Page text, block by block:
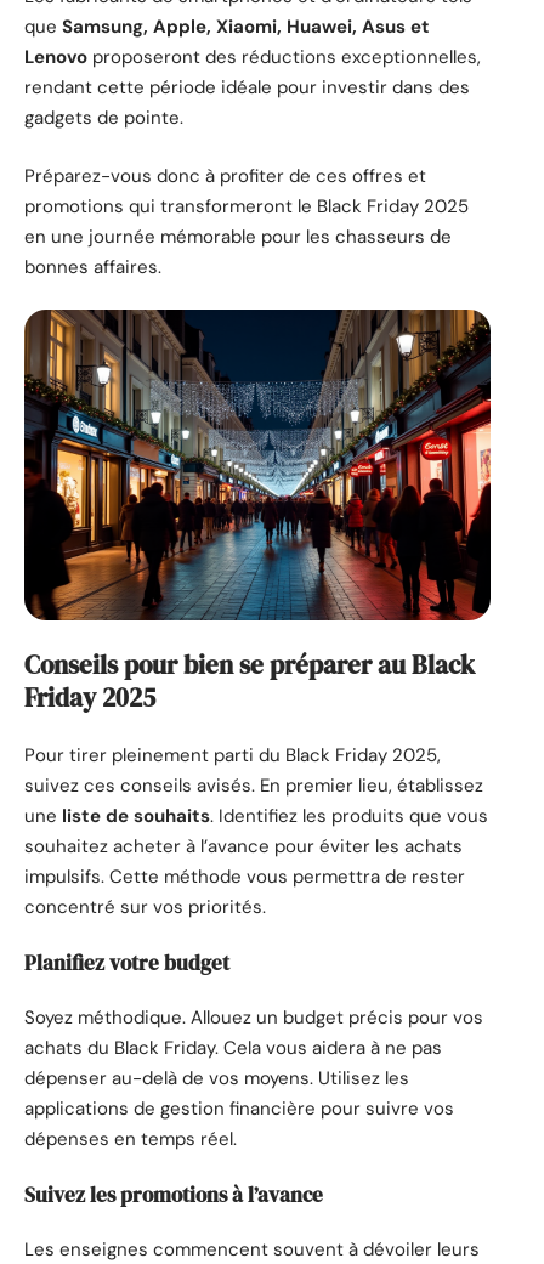
que Samsung, Apple, Xiaomi, Huawei, Asus et
Lenovo proposeront des réductions exceptionnelles,
rendant cette période idéale pour investir dans des
gadgets de pointe.
Préparez-vous donc à profiter de ces offres et
promotions qui transformeront le Black Friday 2025
en une journée mémorable pour les chasseurs de
bonnes affaires.
Conseils pour bien se préparer au Black
Friday 2025
Pour tirer pleinement parti du Black Friday 2025,
suivez ces conseils avisés. En premier lieu, établissez
une liste de souhaits. Identifiez les produits que vous
souhaitez acheter à l’avance pour éviter les achats
impulsifs. Cette méthode vous permettra de rester
concentré sur vos priorités.
Planifiez votre budget
Soyez méthodique. Allouez un budget précis pour vos
achats du Black Friday. Cela vous aidera à ne pas
dépenser au-delà de vos moyens. Utilisez les
applications de gestion financière pour suivre vos
dépenses en temps réel.
Suivez les promotions à l’avance
Les enseignes commencent souvent à dévoiler leurs